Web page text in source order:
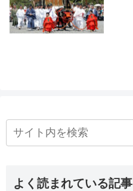
よく読まれている記事